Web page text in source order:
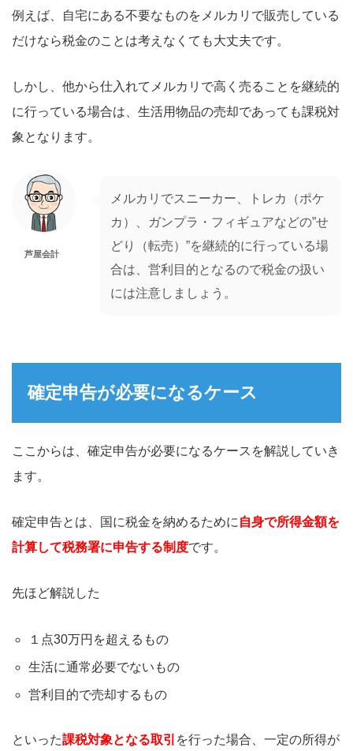
例えば、自宅にある不要なものをメルカリで販売している
だけなら税金のことは考えなくても大丈夫です。
しかし、他から仕入れてメルカリで高く売ることを継続的
に行っている場合は、生活用物品の売却であっても課税対
象となります。
芦屋会計
メルカリでスニーカー、トレカ（ポケ
カ）、ガンプラ・フィギュアなどの”せ
どり（転売）”を継続的に行っている場
合は、営利目的となるので税金の扱い
には注意しましょう。
確定申告が必要になるケース
ここからは、確定申告が必要になるケースを解説していき
ます。
確定申告とは、国に税金を納めるために 自身で所得金額を
計算して税務署に申告する制度です。
先ほど解説した
１点30万円を超えるもの
生活に通常必要でないもの
営利目的で売却するもの
といった課税対象となる取引 を行った場合、一定の所得が